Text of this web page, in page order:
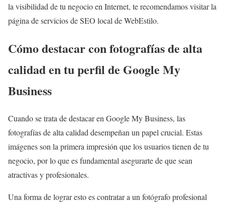
la visibilidad de tu negocio en Internet, te recomendamos visitar la
página de servicios de SEO local de WebEstilo.
Cómo destacar con fotografías de alta
calidad en tu perfil de Google My
Business
Cuando se trata de destacar en Google My Business, las
fotografías de alta calidad desempeñan un papel crucial. Estas
imágenes son la primera impresión que los usuarios tienen de tu
negocio, por lo que es fundamental asegurarte de que sean
atractivas y profesionales.
Una forma de lograr esto es contratar a un fotógrafo profesional